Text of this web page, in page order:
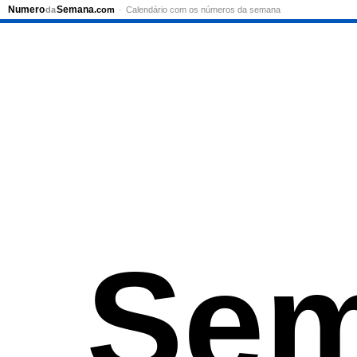
NumerodaSemana.com Calendário com os números da semana